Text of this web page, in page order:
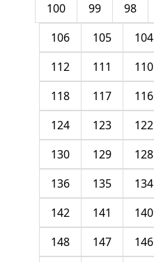
98
99
100
104
105
106
110
111
112
116
117
118
122
123
124
128
129
130
134
135
136
140
141
142
146
147
148